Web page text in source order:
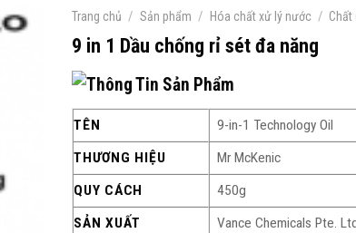
Trang chủ / Sản phẩm / Hóa chất xử lý nước /
9 in 1 Dầu chống rỉ sét đa năng
Thông Tin Sản Phẩm
TÊN
9-in-1 Technology Oil
THƯƠNG HIỆU
Mr McKenic
QUY CÁCH
450g
SẢN XUẤT
Vance Chemicals Pte.